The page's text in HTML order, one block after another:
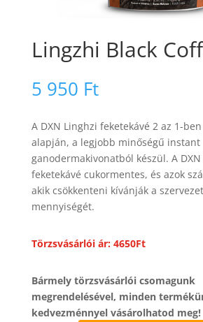
Lingzhi Black
5 950 Ft
A DXN Linghzi feketekávé 2 az 1-
alapján, a legjobb minőségű instant
ganodermakivonatból készül. A
feketekávé cukormentes, és azok
akik csökkenteni kívánják a
mennyiségét.
Törzsvásárlói ár: 4650Ft
Bármely törzsvásárlói csomagunk
megrendelésével, minden
kedvezménnyel vásárolhatod meg!